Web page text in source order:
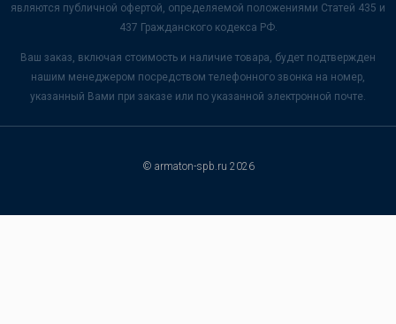
являются публичной офертой, определяемой положениями Статей 435 и
437 Гражданского кодекса РФ.
Ваш заказ, включая стоимость и наличие товара, будет подтвержден
нашим менеджером посредством телефонного звонка на номер,
указанный Вами при заказе или по указанной электронной почте.
© armaton-spb.ru 2026